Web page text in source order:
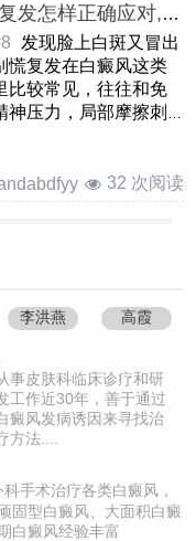
发怎样正确应对,脸
发现脸上白斑又冒出
慌复发在白癜风这类
比较常见，往往和免
神压力，局部摩擦刺
32 次阅读
李洪燕 高霞
事皮肤科临床诊疗和研
工作近30年，善于通过
癜风发病诱因来寻找治
方法....
科手术治疗各类白癜风，
固型白癜风、大面积白癜
白癜风经验丰富